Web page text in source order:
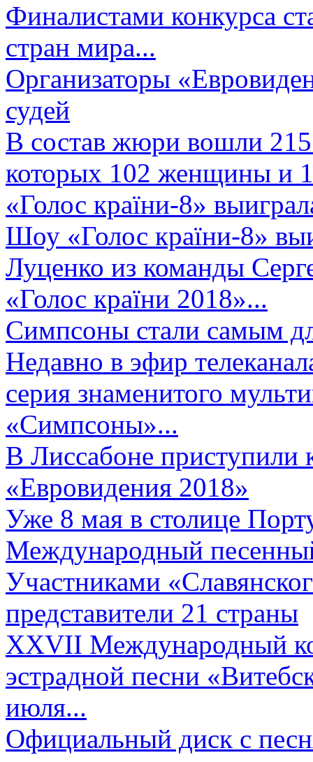
Финалистами конкурса
стран мира...
Организаторы
судей
В состав жюри вошли 215
которых 102 женщины и
«Голос країни-8»
Шоу «Голос країни-8»
Луценко из команды
«Голос країни 2018»...
Симпсоны стали самым
Недавно в эфир
серия знаменитого
«Симпсоны»...
В Лиссабоне приступили
«Евровидения 2018»
Уже 8 мая в столице
Международный
Участниками
представители 21 страны
XXVII Международный
эстрадной песни
июля...
Официальный диск с